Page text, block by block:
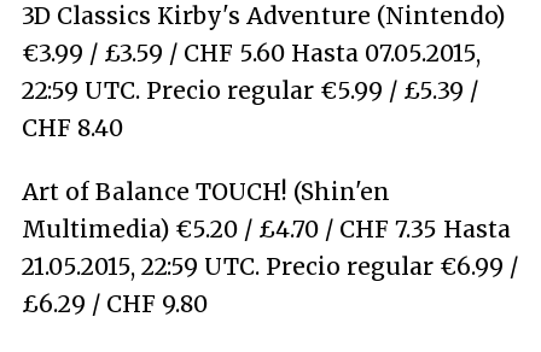
3D Classics Kirby's Adventure (Nintendo)
€3.99 / £3.59 / CHF 5.60 Hasta 07.05.2015,
22:59 UTC. Precio regular €5.99 / £5.39 /
CHF 8.40
Art of Balance TOUCH! (Shin'en
Multimedia) €5.20 / £4.70 / CHF 7.35 Hasta
21.05.2015, 22:59 UTC. Precio regular €6.99 /
£6.29 / CHF 9.80